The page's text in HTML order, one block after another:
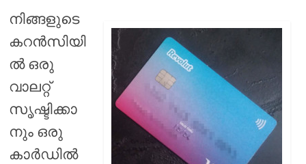
നിങ്ങളുടെ
കറൻസിയി
ൽ ഒരു
വാലറ്റ്
സൃഷ്ടിക്കാ
നും ഒരു
കാർഡിൽ